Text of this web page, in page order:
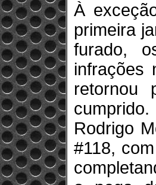
À
primeira
furado,
infrações
retornou
Rodrigo
#118,